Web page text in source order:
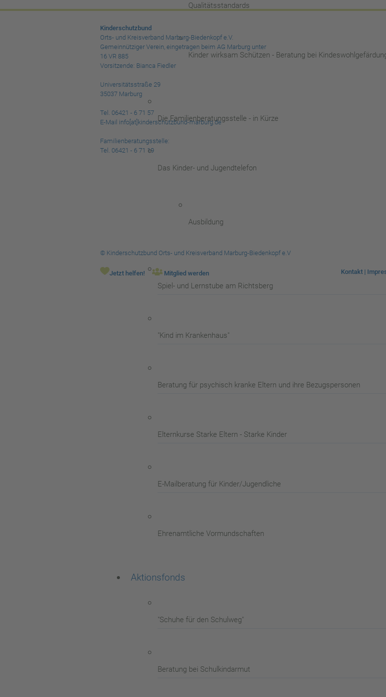
Qualitätsstandards
Kinder wirksam Schützen - Beratung bei
Die Familienberatungsstelle - in Kürze
Das Kinder- und Jugendtelefon
Ausbildung
Spiel- und Lernstube am Richtsberg
"Kind im Krankenhaus"
Beratung für psychisch kranke Eltern und ihre Bezugspersonen
Elternkurse Starke Eltern - Starke Kinder
E-Mailberatung für Kinder/Jugendliche
Ehrenamtliche Vormundschaften
Aktionsfonds
"Schuhe für den Schulweg"
Beratung bei Schulkindarmut
Kinderschutzbund
Orts- und Kreisverband Marburg-Biedenkopf e.V.
Gemeinnütziger Verein, eingetragen beim AG Marburg unter
16 VR 885
Vorsitzende: Bianca Fiedler
Universitätsstraße 29
35037 Marburg
Tel. 06421 - 6 71 57
E-Mail info[at]kinderschutzbund-marburg.de
Familienberatungsstelle:
Tel. 06421 - 6 71 19
© Kinderschutzbund Orts- und Kreisverband Marburg-Biedenkopf e.V
Kontakt |
Jetzt helfen! Mitglied werden